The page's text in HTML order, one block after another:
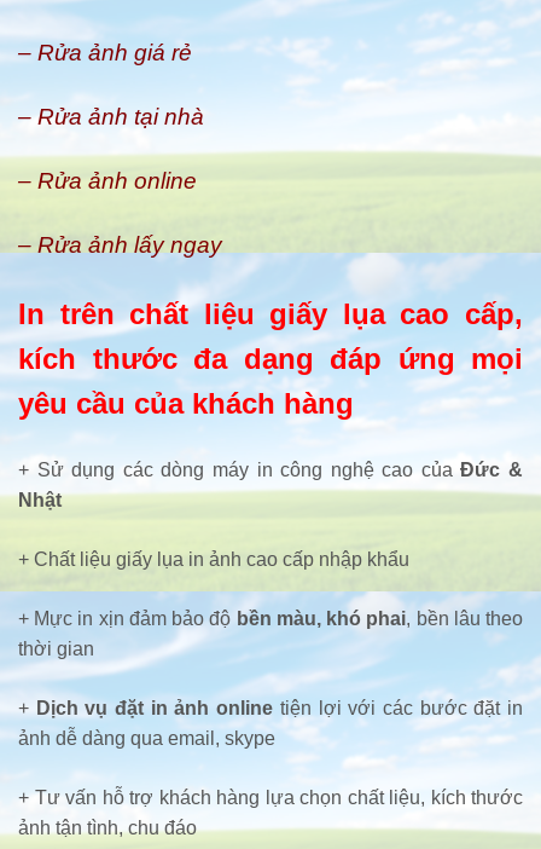
– Rửa ảnh giá rẻ
– Rửa ảnh tại nhà
– Rửa ảnh online
– Rửa ảnh lấy ngay
In trên chất liệu giấy lụa cao cấp,
kích thước đa dạng đáp ứng mọi
yêu cầu của khách hàng
+ Sử dụng các dòng máy in công nghệ cao củaĐức &
Nhật
+ Chất liệu giấy lụa in ảnh cao cấp nhập khẩu
+ Mực in xịn đảm bảo độ bền màu, khó phai, bền lâu theo
thời gian
+ Dịch vụ đặt in ảnh online tiện lợi với các bước đặt in
ảnh dễ dàng qua email, skype
+ Tư vấn hỗ trợ khách hàng lựa chọn chất liệu, kích thước
ảnh tận tình, chu đáo